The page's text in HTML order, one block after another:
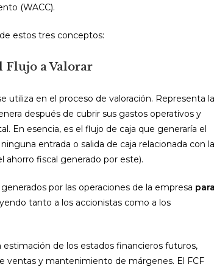
(WACC).
estos tres conceptos:
Flujo a Valorar
utiliza en el proceso de valoración. Representa la
después de cubrir sus gastos operativos y
En esencia, es el flujo de caja que generaría el
entrada o salida de caja relacionada con la
fiscal generado por este).
por las operaciones de la empresa para
tanto a los accionistas como a los
estimación de los estados financieros futuros,
ventas y mantenimiento de márgenes. El FCF